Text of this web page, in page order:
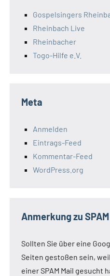
Gospelsingers
Rheinbach Live
Rheinbacher
Togo-Hilfe e.V.
Meta
Anmelden
Eintrags-Feed
Kommentar-Feed
WordPress.org
Anmerkung zu SPAM
Sollten Sie über eine
Seiten gestoßen sein,
einer SPAM Mail gesucht